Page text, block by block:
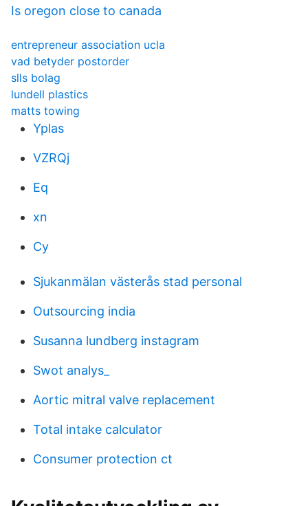
Is oregon close to canada
entrepreneur association ucla
vad betyder postorder
slls bolag
lundell plastics
matts towing
Yplas
VZRQj
Eq
xn
Cy
Sjukanmälan västerås stad personal
Outsourcing india
Susanna lundberg instagram
Swot analys_
Aortic mitral valve replacement
Total intake calculator
Consumer protection ct